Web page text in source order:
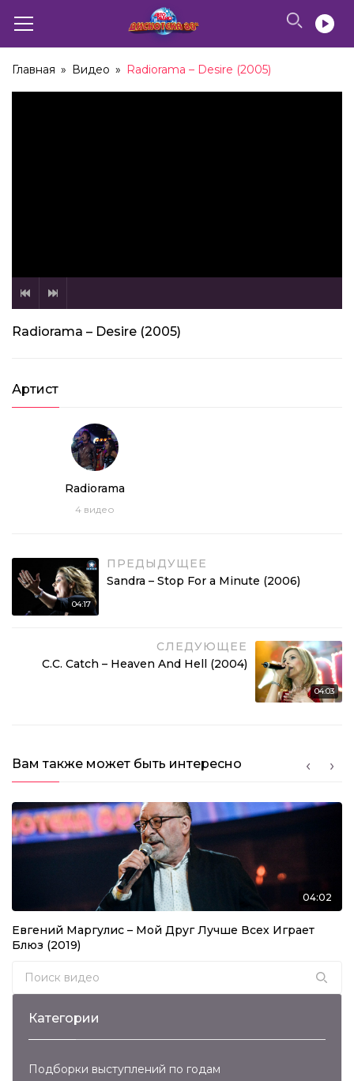
Главная » Видео » Radiorama – Desire (2005)
Radiorama – Desire (2005)
Артист
Radiorama
4видео
04:17
ПРЕДЫДУЩЕЕ
Sandra – Stop For a Minute (2006)
СЛЕДУЮЩЕЕ
C.C. Catch – Heaven And Hell (2004)
04:03
Вам также может быть интересно
04:02
Евгений Маргулис – Мой Друг Лучше Всех Играет
Блюз (2019)
Search for:
Категории
Подборки выступлений по годам